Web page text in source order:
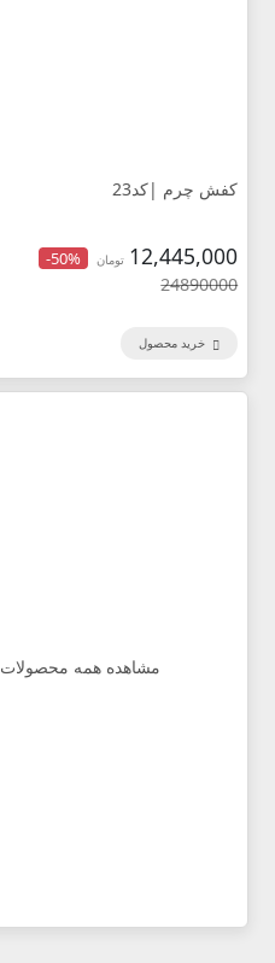
کفش چرم |کد23
12,445,000 تومان -50%
24890000
خرید محصول
مشاهده همه محصولات